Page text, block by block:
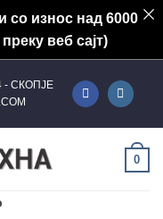
со износ над 6000
веб сајт)
- СКОПЈЕ
0